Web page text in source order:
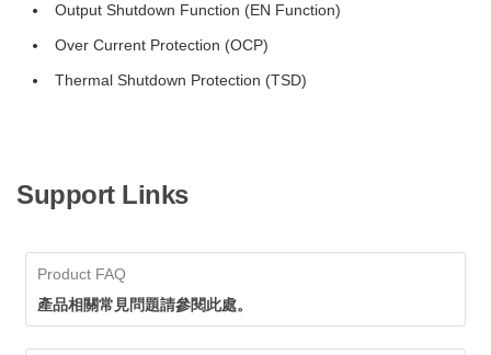
Output Shutdown Function (EN Function)
Over Current Protection (OCP)
Thermal Shutdown Protection (TSD)
Support Links
Product FAQ
產品相關常見問題請參閱此處。